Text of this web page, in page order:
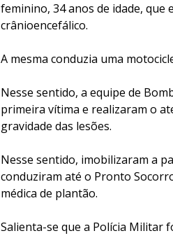
feminino, 34 anos de idade,
crânioencefálico.
A mesma conduzia uma
Nesse sentido, a equipe de
primeira vítima e realizaram o
gravidade das lesões.
Nesse sentido, imobilizaram a
conduziram até o Pronto
médica de plantão.
Salienta-se que a Polícia Militar